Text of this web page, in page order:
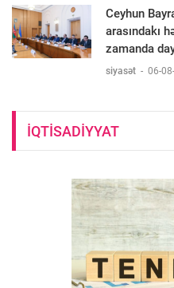
Ceyhun
arasındakı
zamanda
siyasət - 06-
IQTISADIYYAT